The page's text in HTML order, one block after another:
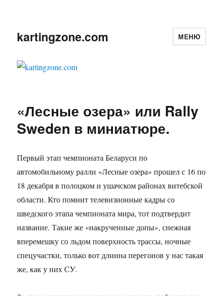
kartingzone.com МЕНЮ
«Лесные озера» или Rally
Sweden в миниатюре.
Первый этап чемпионата Беларуси по
автомобильному ралли «Лесные озера» прошел с 16 по
18 декабря в полоцком и ушачском районах витебской
области. Кто помнит телевизионные кадры со
шведского этапа чемпионата мира, тот подтвердит
название. Такие же «накрученные допы», снежная
вперемешку со льдом поверхность трассы, ночные
спецучастки, только вот длинна перегонов у нас такая
же, как у них СУ.